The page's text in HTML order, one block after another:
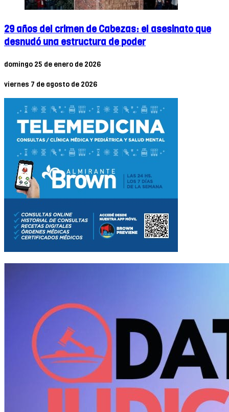
29 años del crimen de Cabezas: el asesinato que
desnudó una estructura de poder
domingo 25 de enero de 2026
viernes 7 de agosto de 2026